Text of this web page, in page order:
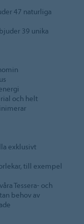
47 naturliga
39 unika
och helt
exklusivt
till exempel
Tessera- och
behov av